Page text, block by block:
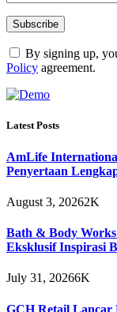
By signing up,
Policy agreement.
Latest Posts
AmLife
Penyertaan
August 3, 20262K
Bath & Body
Eksklusif Inspirasi
July 31, 20266K
GCH Retail Lancar